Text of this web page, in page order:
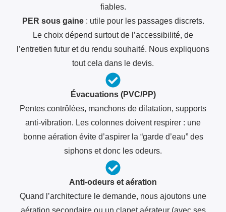
fiables.
PER sous gaine: utile pour les passages discrets.
Le choix dépend surtout de l’accessibilité, de
l’entretien futur et du rendu souhaité. Nous expliquons
tout cela dans le devis.
Évacuations (PVC/PP)
Pentes contrôlées, manchons de dilatation, supports
anti-vibration. Les colonnes doivent respirer : une
bonne aération évite d’aspirer la “garde d’eau” des
siphons et donc les odeurs.
Anti-odeurs et aération
Quand l’architecture le demande, nous ajoutons une
aération secondaire ou un clapet aérateur (avec ses